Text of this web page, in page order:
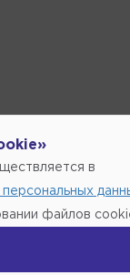
в
файлов